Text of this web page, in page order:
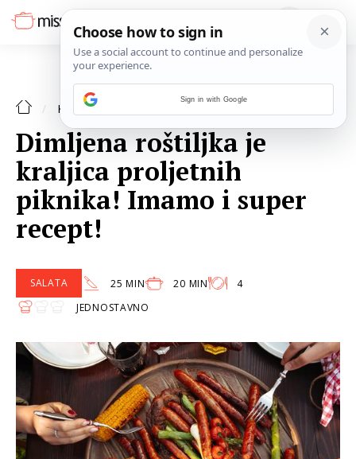
KOLUMNE
Dimljena roštiljka je
kraljica proljetnih
piknika! Imamo i super
recept!
SALATA 25 MIN 20 MIN
4
JEDNOSTAVNO
Sign in with Google